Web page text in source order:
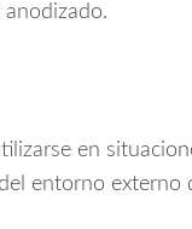
en
entorno externo